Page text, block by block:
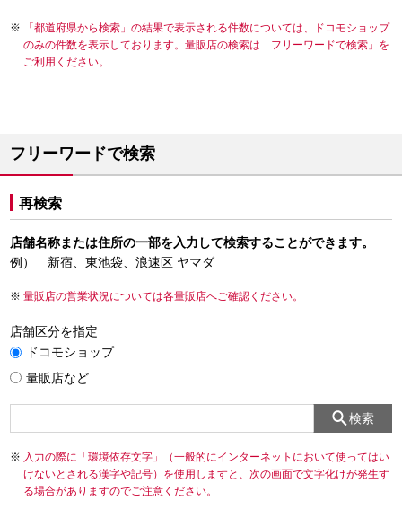
「都道府県から検索」の結果で表示される件数については、ドコモショップ
のみの件数を表示しております。量販店の検索は「フリーワードで検索」を
ご利用ください。
フリーワードで検索
再検索
店舗名称または住所の一部を入力して検索することができます。
例） 新宿、東池袋、浪速区 ヤマダ
量販店の営業状況については各量販店へご確認ください。
店舗区分を指定
ドコモショップ
量販店など
検索
入力の際に「環境依存文字」（一般的にインターネットにおいて使ってはい
けないとされる漢字や記号）を使用しますと、次の画面で文字化けが発生す
る場合がありますのでご注意ください。